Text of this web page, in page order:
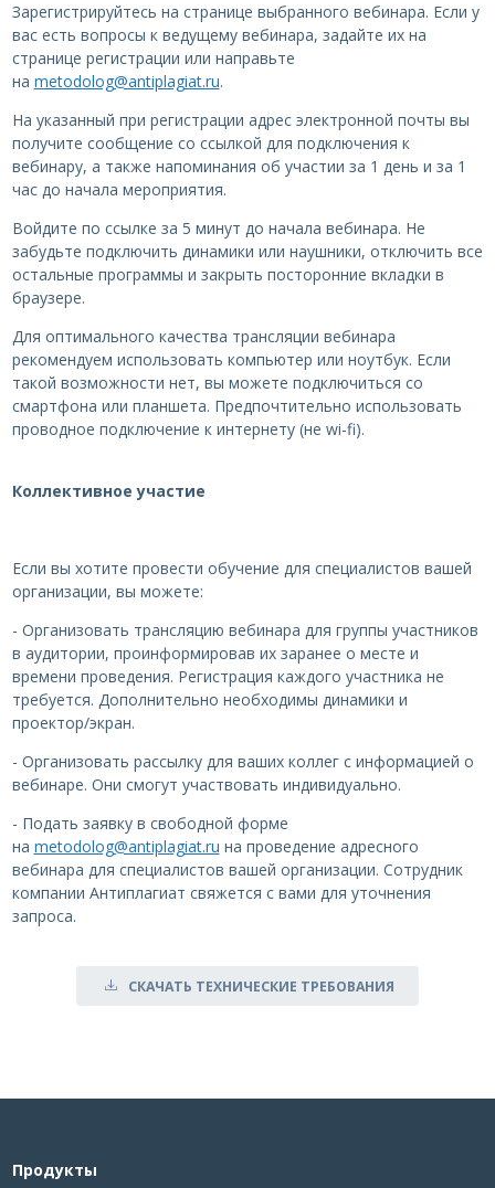
Зарегистрируйтесь на странице выбранного вебинара. Если у
вас есть вопросы к ведущему вебинара, задайте их на
странице регистрации или направьте
на metodolog@antiplagiat.ru.
На указанный при регистрации адрес электронной почты вы
получите сообщение со ссылкой для подключения к
вебинару, а также напоминания об участии за 1 день и за 1
час до начала мероприятия.
Войдите по ссылке за 5 минут до начала вебинара. Не
забудьте подключить динамики или наушники, отключить все
остальные программы и закрыть посторонние вкладки в
браузере.
Для оптимального качества трансляции вебинара
рекомендуем использовать компьютер или ноутбук. Если
такой возможности нет, вы можете подключиться со
смартфона или планшета. Предпочтительно использовать
проводное подключение к интернету (не wi-fi).
Коллективное участие
Если вы хотите провести обучение для специалистов вашей
организации, вы можете:
- Организовать трансляцию вебинара для группы участников
в аудитории, проинформировав их заранее о месте и
времени проведения. Регистрация каждого участника не
требуется. Дополнительно необходимы динамики и
проектор/экран.
- Организовать рассылку для ваших коллег с информацией о
вебинаре. Они смогут участвовать индивидуально.
- Подать заявку в свободной форме
на metodolog@antiplagiat.ru на проведение адресного
вебинара для специалистов вашей организации. Сотрудник
компании Антиплагиат свяжется с вами для уточнения
запроса.
СКАЧАТЬ ТЕХНИЧЕСКИЕ ТРЕБОВАНИЯ
Продукты